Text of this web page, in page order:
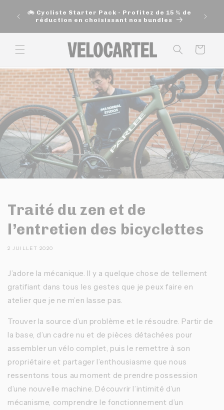
passer
au
🚲 Cycliste Starter Pack - Profitez de 15 % de
réduction en choisissant nos bundles
200$
Panier
Traité du zen et de
l’entretien des bicyclettes
2 JUILLET 2020
J’adore la mécanique. Il y a quelque chose de tellement
gratifiant dans tous les gestes que je peux faire en
atelier que je ne m’en lasse pas.
Trouver la source d’un problème et le résoudre. Partir de
la base, d’un cadre nu et de pièces détachées pour
assembler un vélo complet, puis le remettre à son
propriétaire et partager l’enthousiasme que nous
ressentons tous au moment de prendre possession
d’une nouvelle machine. Découvrir l’intimité d’un
mécanisme, comprendre le fonctionnement d’un